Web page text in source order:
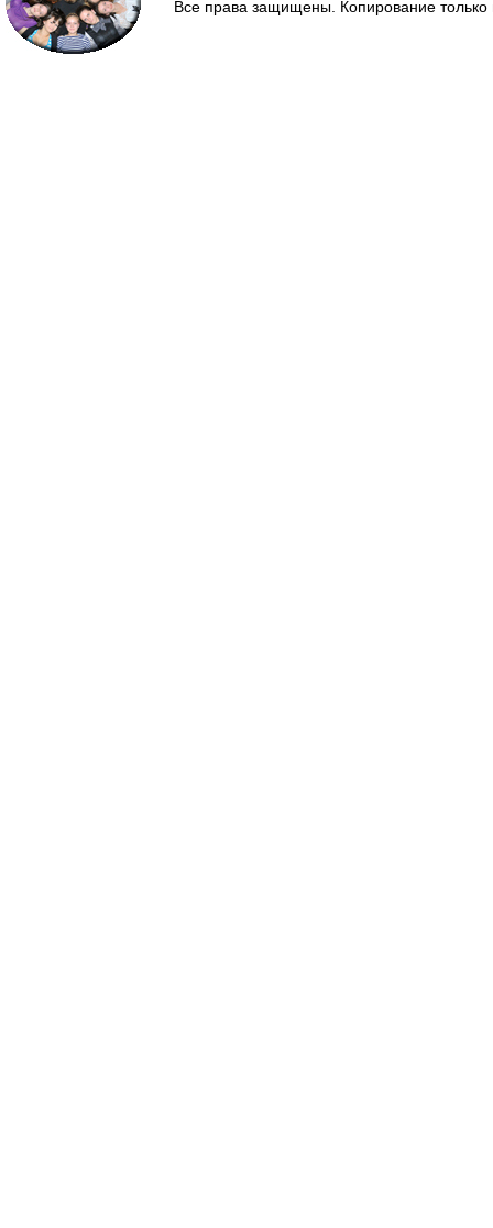
Все права защищены. Копирование только